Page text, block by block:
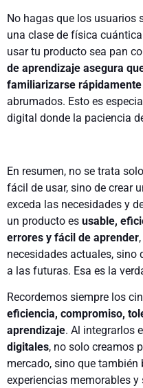
No hagas que los usuarios
una clase de física
usar tu producto sea pan
de aprendizaje asegura
familiarizarse
abrumados. Esto es
digital donde la paciencia
En resumen, no se trata
fácil de usar, sino de crear
exceda las necesidades y
un producto es usable,
errores y fácil de aprender,
necesidades actuales,
a las futuras. Esa es la
Recordemos siempre los
eficiencia, compromiso,
aprendizaje. Al integrarlos
digitales, no solo creamos
mercado, sino que
experiencias memorables